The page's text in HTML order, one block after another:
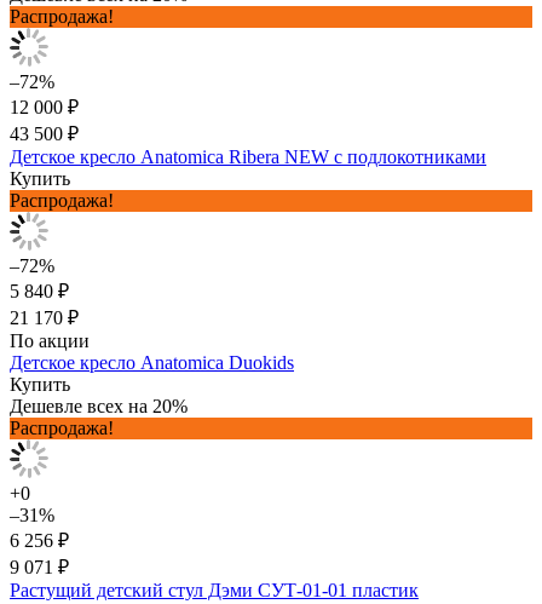
Распродажа!
–72%
12 000 ₽
43 500 ₽
Детское кресло Anatomica Ribera NEW с подлокотниками
Купить
Распродажа!
–72%
5 840 ₽
21 170 ₽
По акции
Детское кресло Anatomica Duokids
Купить
Дешевле всех на 20%
Распродажа!
+0
–31%
6 256 ₽
9 071 ₽
Растущий детский стул Дэми СУТ-01-01 пластик